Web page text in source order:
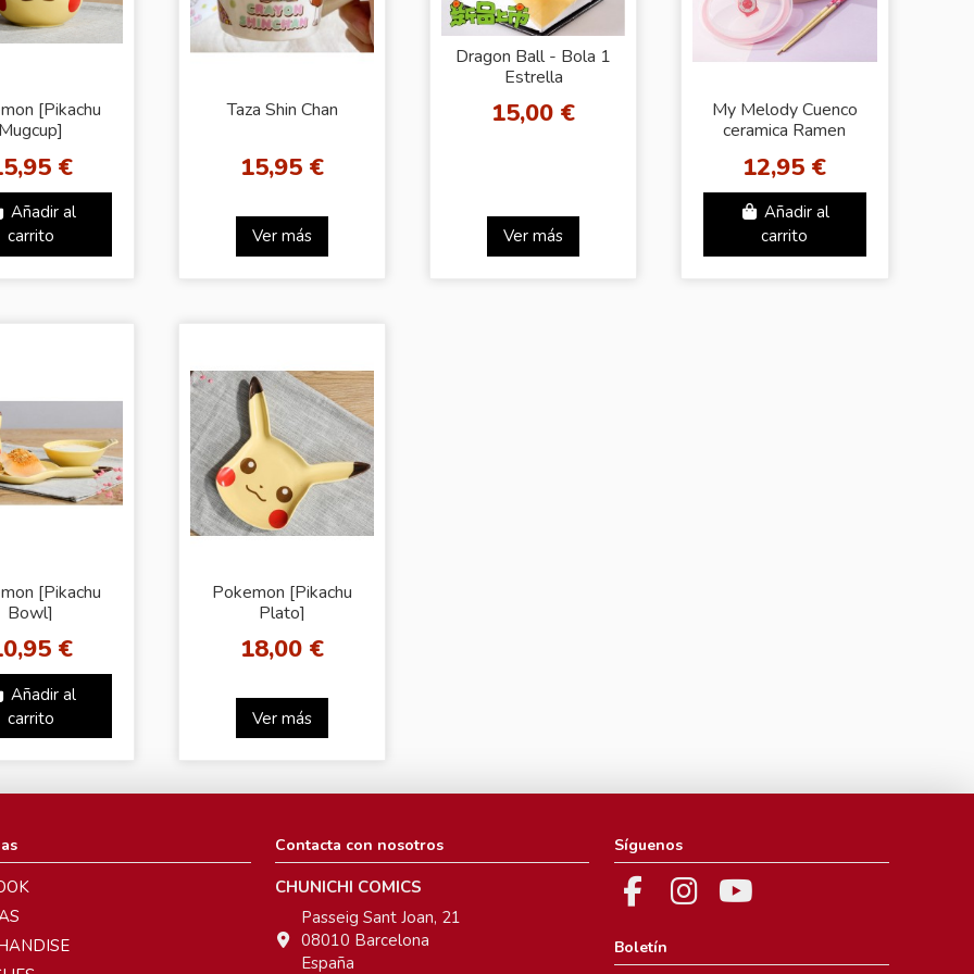
[Pikachu
€
Añadir al
carrito
Taza Shin Chan
15,95 €
Ver más
Dragon Ball - Bola 1
Estrella
15,00 €
Ver más
My Melody Cuenco
ceramica Ramen
12,95 €
Añadir al
carrito
[Pikachu
Bowl]
€
Añadir al
carrito
Pokemon [Pikachu
Plato]
18,00 €
Ver más
Contacta con nosotros
CHUNICHI COMICS
Passeig Sant Joan, 21
08010 Barcelona
España
Síguenos
Boletín